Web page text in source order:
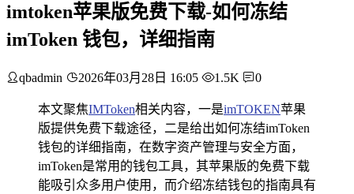
imtoken苹果版免费下载-如何冻结
imToken 钱包，详细指南
qbadmin 2026年03月28日 16:05 1.5K 0
本文聚焦IMToken相关内容，一是imTOKEN苹果
版提供免费下载途径，二是给出如何冻结imToken
钱包的详细指南，在数字资产管理与安全方面，
imToken是常用的钱包工具，其苹果版的免费下载
能吸引众多用户使用，而介绍冻结钱包的指南具有